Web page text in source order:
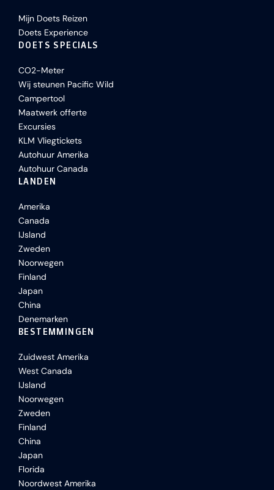
Mijn Doets Reizen
Doets Experience
DOETS SPECIALS
CO2-Meter
Wij steunen Pacific Wild
Campertool
Maatwerk offerte
Excursies
KLM Vliegtickets
Autohuur Amerika
Autohuur Canada
LANDEN
Amerika
Canada
IJsland
Zweden
Noorwegen
Finland
Japan
China
Denemarken
BESTEMMINGEN
Zuidwest Amerika
West Canada
IJsland
Noorwegen
Zweden
Finland
China
Japan
Florida
Noordwest Amerika